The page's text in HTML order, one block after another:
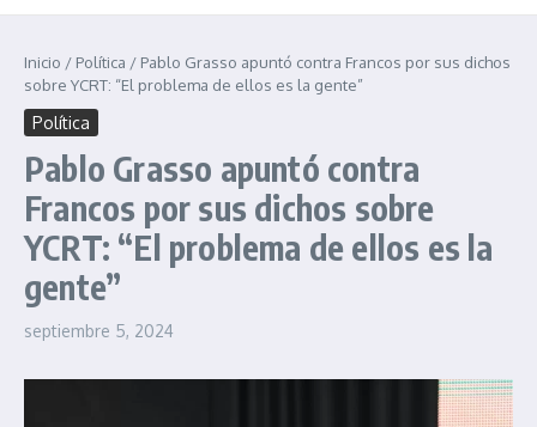
Inicio / Política / Pablo Grasso apuntó contra Francos por sus dichos
sobre YCRT: “El problema de ellos es la gente”
Política
Pablo Grasso apuntó contra
Francos por sus dichos sobre
YCRT: “El problema de ellos es la
gente”
septiembre 5, 2024